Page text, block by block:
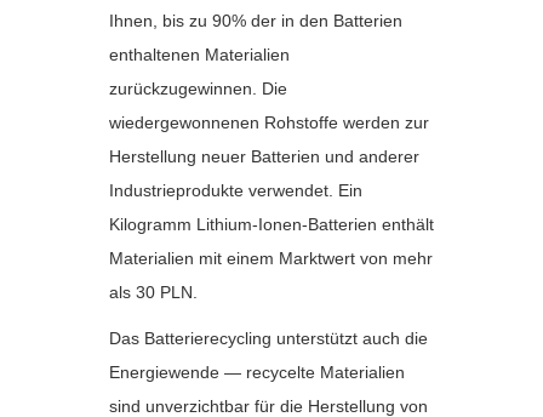
Ihnen, bis zu 90% der in den Batterien
enthaltenen Materialien
zurückzugewinnen. Die
wiedergewonnenen Rohstoffe werden zur
Herstellung neuer Batterien und anderer
Industrieprodukte verwendet. Ein
Kilogramm Lithium-Ionen-Batterien enthält
Materialien mit einem Marktwert von mehr
als 30 PLN.
Das Batterierecycling unterstützt auch die
Energiewende — recycelte Materialien
sind unverzichtbar für die Herstellung von